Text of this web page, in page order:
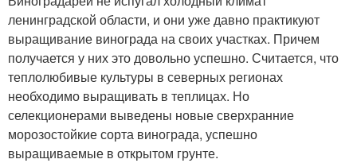
ленинградской области, и они уже давно практикуют
выращивание винограда на своих участках. Причем
получается у них это довольно успешно. Считается, что
теплолюбивые культуры в северных регионах
необходимо выращивать в теплицах. Но
селекционерами выведены новые сверхранние
морозостойкие сорта винограда, успешно
выращиваемые в открытом грунте.